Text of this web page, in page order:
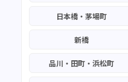
日本橋・茅場町
新橋
品川・田町・浜松町